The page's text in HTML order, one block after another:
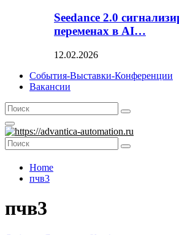
Seedance 2.0
переменах в AI…
12.02.2026
События-Выставки-Конференции
Вакансии
Search
for:
Search
Primary
Menu
Search
for:
Search
Home
пчв3
пчв3